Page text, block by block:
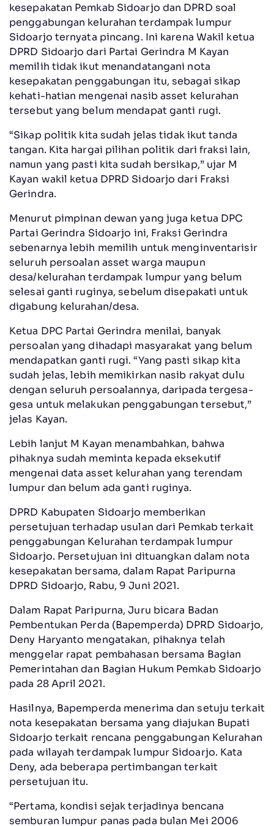
kesepakatan Pemkab Sidoarjo dan DPRD soal
penggabungan kelurahan terdampak lumpur
Sidoarjo ternyata pincang. Ini karena Wakil ketua
DPRD Sidoarjo dari Partai Gerindra M Kayan
memilih tidak ikut menandatangani nota
kesepakatan penggabungan itu, sebagai sikap
kehati-hatian mengenai nasib asset kelurahan
tersebut yang belum mendapat ganti rugi.
“Sikap politik kita sudah jelas tidak ikut tanda
tangan. Kita hargai pilihan politik dari fraksi lain,
namun yang pasti kita sudah bersikap,” ujar M
Kayan wakil ketua DPRD Sidoarjo dari Fraksi
Gerindra.
Menurut pimpinan dewan yang juga ketua DPC
Partai Gerindra Sidoarjo ini, Fraksi Gerindra
sebenarnya lebih memilih untuk menginventarisir
seluruh persoalan asset warga maupun
desa/kelurahan terdampak lumpur yang belum
selesai ganti ruginya, sebelum disepakati untuk
digabung kelurahan/desa.
Ketua DPC Partai Gerindra menilai, banyak
persoalan yang dihadapi masyarakat yang belum
mendapatkan ganti rugi. “Yang pasti sikap kita
sudah jelas, lebih memikirkan nasib rakyat dulu
dengan seluruh persoalannya, daripada tergesa-
gesa untuk melakukan penggabungan tersebut,”
jelas Kayan.
Lebih lanjut M Kayan menambahkan, bahwa
pihaknya sudah meminta kepada eksekutif
mengenai data asset kelurahan yang terendam
lumpur dan belum ada ganti ruginya.
DPRD Kabupaten Sidoarjo memberikan
persetujuan terhadap usulan dari Pemkab terkait
penggabungan Kelurahan terdampak lumpur
Sidoarjo. Persetujuan ini dituangkan dalam nota
kesepakatan bersama, dalam Rapat Paripurna
DPRD Sidoarjo, Rabu, 9 Juni 2021.
Dalam Rapat Paripurna, Juru bicara Badan
Pembentukan Perda (Bapemperda) DPRD Sidoarjo,
Deny Haryanto mengatakan, pihaknya telah
menggelar rapat pembahasan bersama Bagian
Pemerintahan dan Bagian Hukum Pemkab Sidoarjo
pada 28 April 2021.
Hasilnya, Bapemperda menerima dan setuju terkait
nota kesepakatan bersama yang diajukan Bupati
Sidoarjo terkait rencana penggabungan Kelurahan
pada wilayah terdampak lumpur Sidoarjo. Kata
Deny, ada beberapa pertimbangan terkait
persetujuan itu.
“Pertama, kondisi sejak terjadinya bencana
semburan lumpur panas pada bulan Mei 2006